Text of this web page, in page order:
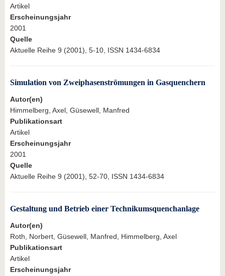
Artikel
Erscheinungsjahr
2001
Quelle
Aktuelle Reihe 9 (2001), 5-10, ISSN 1434-6834
Simulation von Zweiphasenströmungen in Gasquenchern
Autor(en)
Himmelberg, Axel, Güsewell, Manfred
Publikationsart
Artikel
Erscheinungsjahr
2001
Quelle
Aktuelle Reihe 9 (2001), 52-70, ISSN 1434-6834
Gestaltung und Betrieb einer Technikumsquenchanlage
Autor(en)
Roth, Norbert, Güsewell, Manfred, Himmelberg, Axel
Publikationsart
Artikel
Erscheinungsjahr